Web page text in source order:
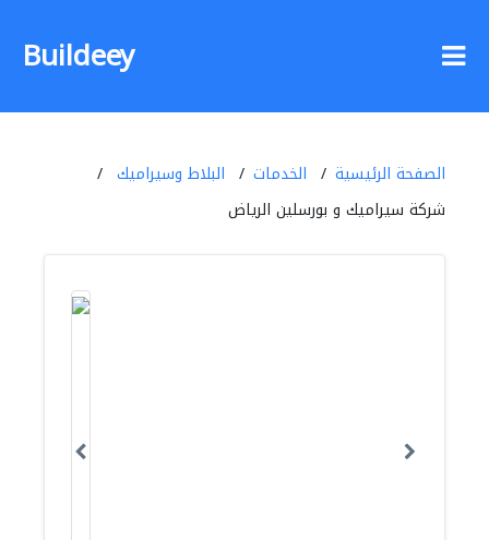
Buildeey
الصفحة الرئيسية الخدمات
البلاط وسيراميك
شركة سيراميك و بورسلين الرياض